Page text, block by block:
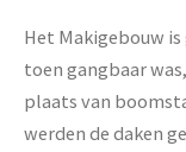
Het Makigebouw
toen gangbaar
plaats van
werden de daken